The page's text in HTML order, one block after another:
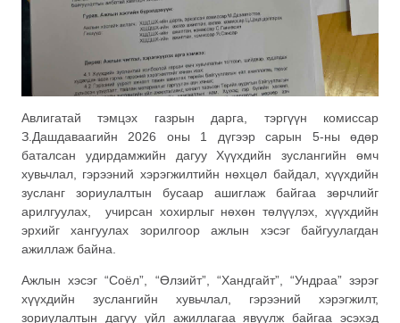
Авлигатай тэмцэх газрын дарга, тэргүүн комиссар
З.Дашдаваагийн 2026 оны 1 дүгээр сарын 5-ны өдөр
баталсан удирдамжийн дагуу Хүүхдийн зуслангийн өмч
хувьчлал, гэрээний хэрэгжилтийн нөхцөл байдал, хүүхдийн
зусланг зориулалтын бусаар ашиглаж байгаа зөрчлийг
арилгуулах, учирсан хохирлыг нөхөн төлүүлэх, хүүхдийн
эрхийг хангуулах зорилгоор ажлын хэсэг байгуулагдан
ажиллаж байна.
Ажлын хэсэг “Соёл”, “Өлзийт”, “Хандгайт”, “Ундраа” зэрэг
хүүхдийн зуслангийн хувьчлал, гэрээний хэрэгжилт,
зориулалтын дагуу үйл ажиллагаа явуулж байгаа эсэхэд